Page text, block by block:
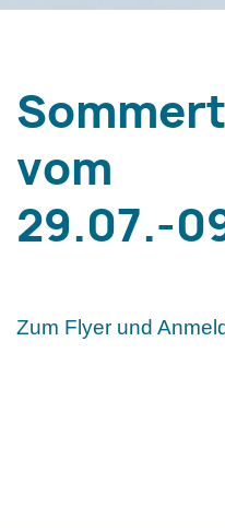
vom
29.07.-
Zum Flyer und